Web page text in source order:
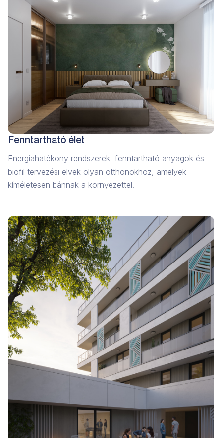
Fenntartható élet
Energiahatékony rendszerek, fenntartható anyagok és
biofil tervezési elvek olyan otthonokhoz, amelyek
kíméletesen bánnak a környezettel.